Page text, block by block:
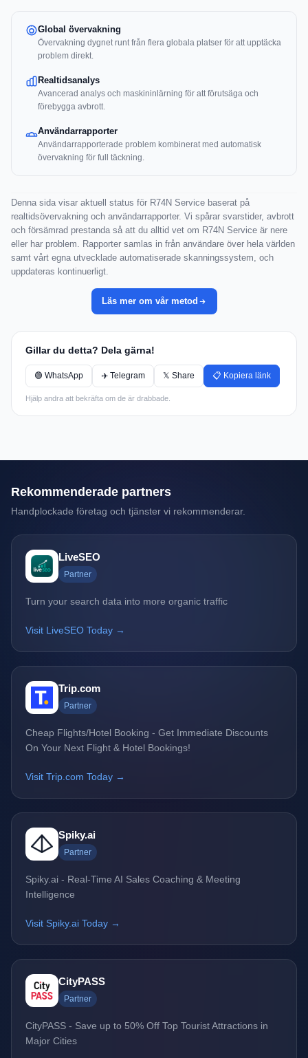
Global övervakning
Övervakning dygnet runt från flera globala platser för att upptäcka
problem direkt.
Realtidsanalys
Avancerad analys och maskininlärning för att förutsäga och
förebygga avbrott.
Användarrapporter
Användarrapporterade problem kombinerat med automatisk
övervakning för full täckning.
Denna sida visar aktuell status för R74N Service baserat på
realtidsövervakning och användarrapporter. Vi spårar svarstider, avbrott
och försämrad prestanda så att du alltid vet om R74N Service är nere
eller har problem. Rapporter samlas in från användare över hela världen
samt vårt egna utvecklade automatiserade skanningssystem, och
uppdateras kontinuerligt.
Läs mer om vår metod
Gillar du detta? Dela gärna!
🟢 WhatsApp ✈️ Telegram 𝕏 Share 📋 Kopiera länk
Hjälp andra att bekräfta om de är drabbade.
Rekommenderade partners
Handplockade företag och tjänster vi rekommenderar.
LiveSEO
Partner
Turn your search data into more organic traffic
Visit LiveSEO Today →
Trip.com
Partner
Cheap Flights/Hotel Booking - Get Immediate Discounts
On Your Next Flight & Hotel Bookings!
Visit Trip.com Today →
Spiky.ai
Partner
Spiky.ai - Real-Time AI Sales Coaching & Meeting
Intelligence
Visit Spiky.ai Today →
CityPASS
Partner
CityPASS - Save up to 50% Off Top Tourist Attractions in
Major Cities